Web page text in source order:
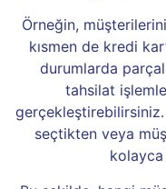
Örneğin,
kısmen de kredi
durumlarda
tahsilat
seçtikten veya
kolayca